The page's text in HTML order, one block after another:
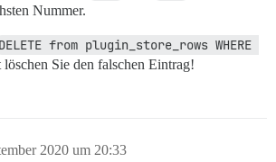
Nummer.
DELETE from plugin_store_rows WHERE
löschen Sie den falschen Eintrag!
2020 um 20:33